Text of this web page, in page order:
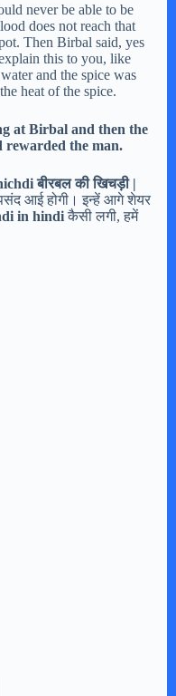
never be able to be
does not reach that
Then Birbal said, yes
this to you, like
and the spice was
heat of the spice.
at Birbal and then the
rewarded the man.
बीरबल की खिचड़ी |
आई होगी। इन्हें आगे शेयर
in hindiकैसी लगी, हमें